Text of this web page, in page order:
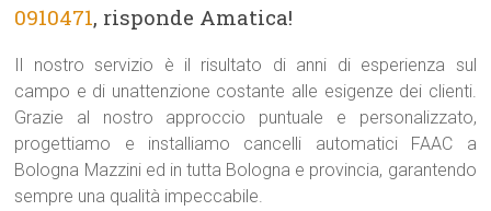
0910471, risponde Amatica!
Il nostro servizio è il risultato di anni di esperienza sul
campo e di unattenzione costante alle esigenze dei clienti.
Grazie al nostro approccio puntuale e personalizzato,
progettiamo e installiamo cancelli automatici FAAC a
Bologna Mazzini ed in tutta Bologna e provincia, garantendo
sempre una qualità impeccabile.